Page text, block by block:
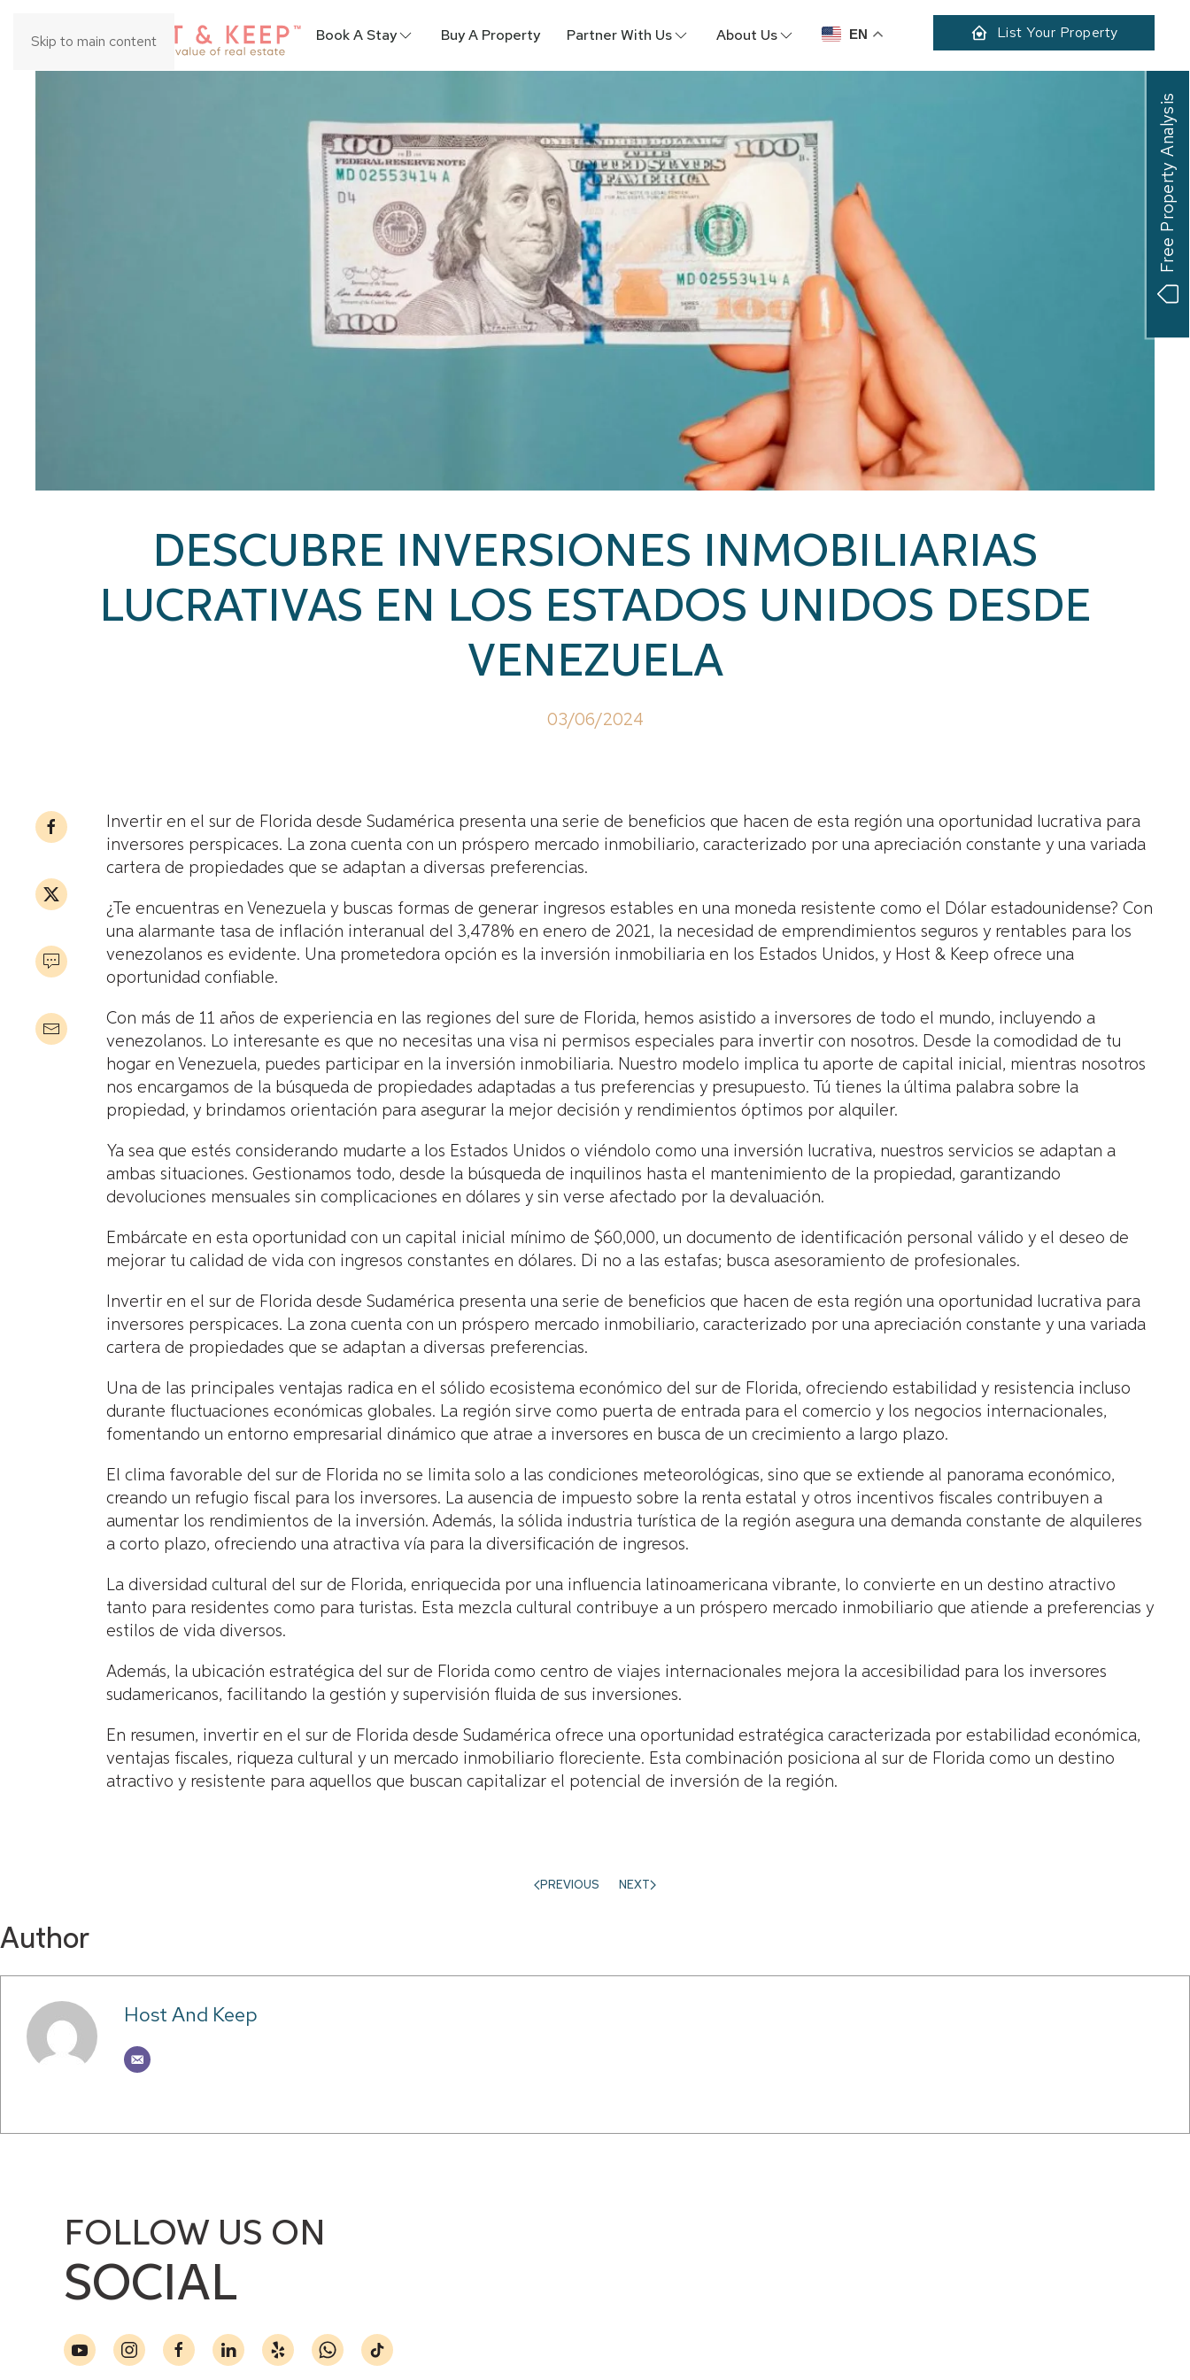
Skip to main content Book A Stay Buy A Property Partner With Us About Us EN List Your Property
DESCUBRE INVERSIONES INMOBILIARIAS
LUCRATIVAS EN LOS ESTADOS UNIDOS DESDE
VENEZUELA
03/06/2024
Invertir en el sur de Florida desde Sudamérica presenta una serie de beneficios que hacen de esta región una oportunidad lucrativa para
inversores perspicaces. La zona cuenta con un próspero mercado inmobiliario, caracterizado por una apreciación constante y una variada
cartera de propiedades que se adaptan a diversas preferencias.
¿Te encuentras en Venezuela y buscas formas de generar ingresos estables en una moneda resistente como el Dólar estadounidense? Con
una alarmante tasa de inflación interanual del 3,478% en enero de 2021, la necesidad de emprendimientos seguros y rentables para los
venezolanos es evidente. Una prometedora opción es la inversión inmobiliaria en los Estados Unidos, y Host & Keep ofrece una
oportunidad confiable.
Con más de 11 años de experiencia en las regiones del sure de Florida, hemos asistido a inversores de todo el mundo, incluyendo a
venezolanos. Lo interesante es que no necesitas una visa ni permisos especiales para invertir con nosotros. Desde la comodidad de tu
hogar en Venezuela, puedes participar en la inversión inmobiliaria. Nuestro modelo implica tu aporte de capital inicial, mientras nosotros
nos encargamos de la búsqueda de propiedades adaptadas a tus preferencias y presupuesto. Tú tienes la última palabra sobre la
propiedad, y brindamos orientación para asegurar la mejor decisión y rendimientos óptimos por alquiler.
Ya sea que estés considerando mudarte a los Estados Unidos o viéndolo como una inversión lucrativa, nuestros servicios se adaptan a
ambas situaciones. Gestionamos todo, desde la búsqueda de inquilinos hasta el mantenimiento de la propiedad, garantizando
devoluciones mensuales sin complicaciones en dólares y sin verse afectado por la devaluación.
Embárcate en esta oportunidad con un capital inicial mínimo de $60,000, un documento de identificación personal válido y el deseo de
mejorar tu calidad de vida con ingresos constantes en dólares. Di no a las estafas; busca asesoramiento de profesionales.
Invertir en el sur de Florida desde Sudamérica presenta una serie de beneficios que hacen de esta región una oportunidad lucrativa para
inversores perspicaces. La zona cuenta con un próspero mercado inmobiliario, caracterizado por una apreciación constante y una variada
cartera de propiedades que se adaptan a diversas preferencias.
Una de las principales ventajas radica en el sólido ecosistema económico del sur de Florida, ofreciendo estabilidad y resistencia incluso
durante fluctuaciones económicas globales. La región sirve como puerta de entrada para el comercio y los negocios internacionales,
fomentando un entorno empresarial dinámico que atrae a inversores en busca de un crecimiento a largo plazo.
El clima favorable del sur de Florida no se limita solo a las condiciones meteorológicas, sino que se extiende al panorama económico,
creando un refugio fiscal para los inversores. La ausencia de impuesto sobre la renta estatal y otros incentivos fiscales contribuyen a
aumentar los rendimientos de la inversión. Además, la sólida industria turística de la región asegura una demanda constante de alquileres
a corto plazo, ofreciendo una atractiva vía para la diversificación de ingresos.
La diversidad cultural del sur de Florida, enriquecida por una influencia latinoamericana vibrante, lo convierte en un destino atractivo
tanto para residentes como para turistas. Esta mezcla cultural contribuye a un próspero mercado inmobiliario que atiende a preferencias y
estilos de vida diversos.
Además, la ubicación estratégica del sur de Florida como centro de viajes internacionales mejora la accesibilidad para los inversores
sudamericanos, facilitando la gestión y supervisión fluida de sus inversiones.
En resumen, invertir en el sur de Florida desde Sudamérica ofrece una oportunidad estratégica caracterizada por estabilidad económica,
ventajas fiscales, riqueza cultural y un mercado inmobiliario floreciente. Esta combinación posiciona al sur de Florida como un destino
atractivo y resistente para aquellos que buscan capitalizar el potencial de inversión de la región.
PREVIOUS NEXT
Author
Host And Keep
FOLLOW US ON
SOCIAL
Free Property Analysis